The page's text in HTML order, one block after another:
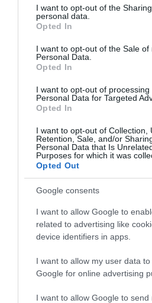
not limited to your visit or usage
grant or deny consent to Google
use your data for below specified
consent section.
I want to opt-out of the
personal data.
Opted In
I want to opt-out of the Sale of
Personal Data.
Opted In
I want to opt-out of processing
Personal Data for Targeted
Opted In
I want to opt-out of Collection,
Retention, Sale, and/or
Personal Data that Is
Purposes for which it was
Opted Out
Google consents
I want to allow Google to
related to advertising like
device identifiers in apps.
I want to allow my user data
Google for online advertising
I want to allow Google to send
08.08.2026
Οι τουρίστες
το καλοκαίρι
08.08.2026
Συνταγή: Πώς θα